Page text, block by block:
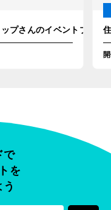
プさんのイベントブー
で
を